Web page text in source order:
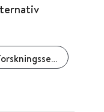
NAFKAM - Nasjonalt forskningssenter innen komplementær og alternativ medisin